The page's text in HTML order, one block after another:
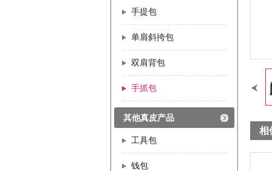
手提包
单肩斜挎包
双肩背包
手抓包
其他真皮产品
工具包
钱包
相